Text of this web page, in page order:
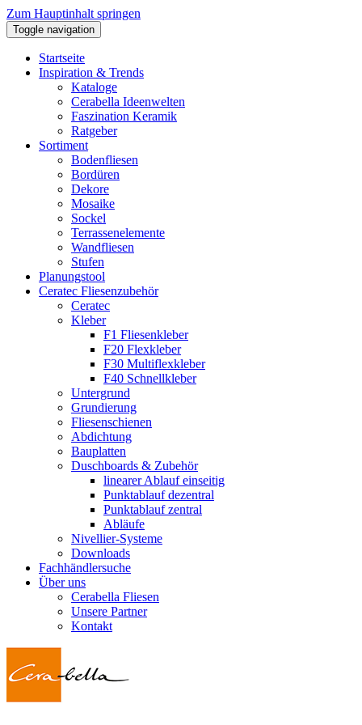
Zum Hauptinhalt springen
Toggle navigation
Startseite
Inspiration & Trends
Kataloge
Cerabella Ideenwelten
Faszination Keramik
Ratgeber
Sortiment
Bodenfliesen
Bordüren
Dekore
Mosaike
Sockel
Terrassenelemente
Wandfliesen
Stufen
Planungstool
Ceratec Fliesenzubehör
Ceratec
Kleber
F1 Fliesenkleber
F20 Flexkleber
F30 Multiflexkleber
F40 Schnellkleber
Untergrund
Grundierung
Fliesenschienen
Abdichtung
Bauplatten
Duschboards & Zubehör
linearer Ablauf einseitig
Punktablauf dezentral
Punktablauf zentral
Abläufe
Nivellier-Systeme
Downloads
Fachhändlersuche
Über uns
Cerabella Fliesen
Unsere Partner
Kontakt